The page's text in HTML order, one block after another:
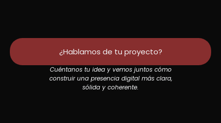
¿Hablamos de tu proyecto?
Cuéntanos tu idea y vemos juntos cómo
construir una presencia digital más clara,
sólida y coherente.